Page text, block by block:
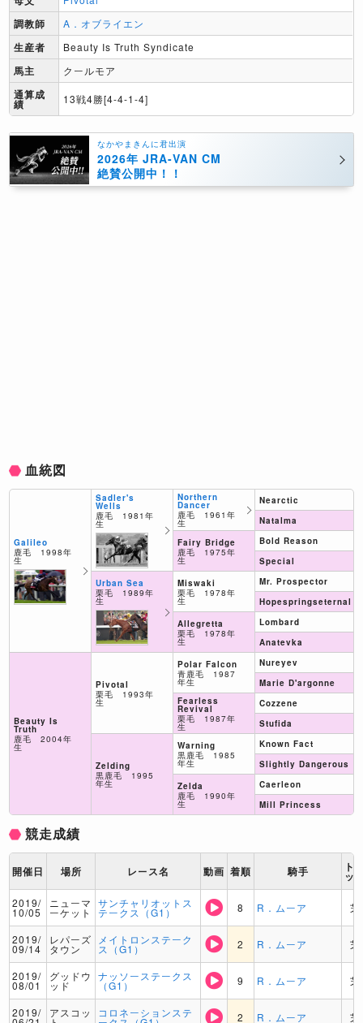
調教師 A．オブライエン
生産者 Beauty Is Truth Syndicate
馬主 クールモア
通算成
績 13戦4勝[4-4-1-4]
なかやまきんに君出演
2026年 JRA-VAN CM
絶賛公開中！！
血統図
Galileo
鹿毛 1998年
生
Beauty Is
Truth
鹿毛 2004年
生
Sadler's
Wells
鹿毛 1981年
生
Urban Sea
栗毛 1989年
生
Pivotal
栗毛 1993年
生
Zelding
黒鹿毛 1995
年生
Northern
Dancer
鹿毛 1961年
生
Fairy Bridge
鹿毛 1975年
生
Miswaki
栗毛 1978年
生
Allegretta
栗毛 1978年
生
Polar Falcon
青鹿毛 1987
年生
Fearless
Revival
栗毛 1987年
生
Warning
黒鹿毛 1985
年生
Zelda
鹿毛 1990年
生
Nearctic
Natalma
Bold Reason
Special
Mr. Prospector
Hopespringseternal
Lombard
Anatevka
Nureyev
Marie D'argonne
Cozzene
Stufida
Known Fact
Slightly Dangerous
Caerleon
Mill Princess
競走成績
開催日 場所 レース名 動画 着順 騎手 ト
ッ
2019/
10/05
ニューマ
ーケット
サンチャリオットス
テークス（G1） 8 R．ムーア 芝
2019/
09/14
レパーズ
タウン
メイトロンステーク
ス（G1） 2 R．ムーア 芝
2019/
08/01
グッドウ
ッド
ナッソーステークス
（G1） 9 R．ムーア 芝
2019/ アスコッ コロネーションステ 2 R．ムーア 芝